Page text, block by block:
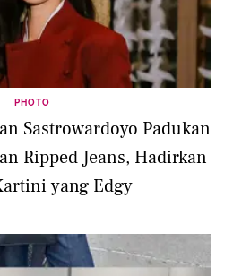
PHOTO
Sastrowardoyo Padukan
Ripped Jeans, Hadirkan
yang Edgy